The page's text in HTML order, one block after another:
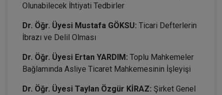
Olunabilecek İhtiyati Tedbirler
Dr. Öğr. Üyesi Mustafa GÖKSU: Ticari Defterlerin
İbrazı ve Delil Olması
Dr. Öğr. Üyesi Ertan YARDIM: Toplu Mahkemeler
Bağlamında Asliye Ticaret Mahkemesinin İşleyişi
Dr. Öğr. Üyesi Taylan Özgür KİRAZ: Şirket Genel